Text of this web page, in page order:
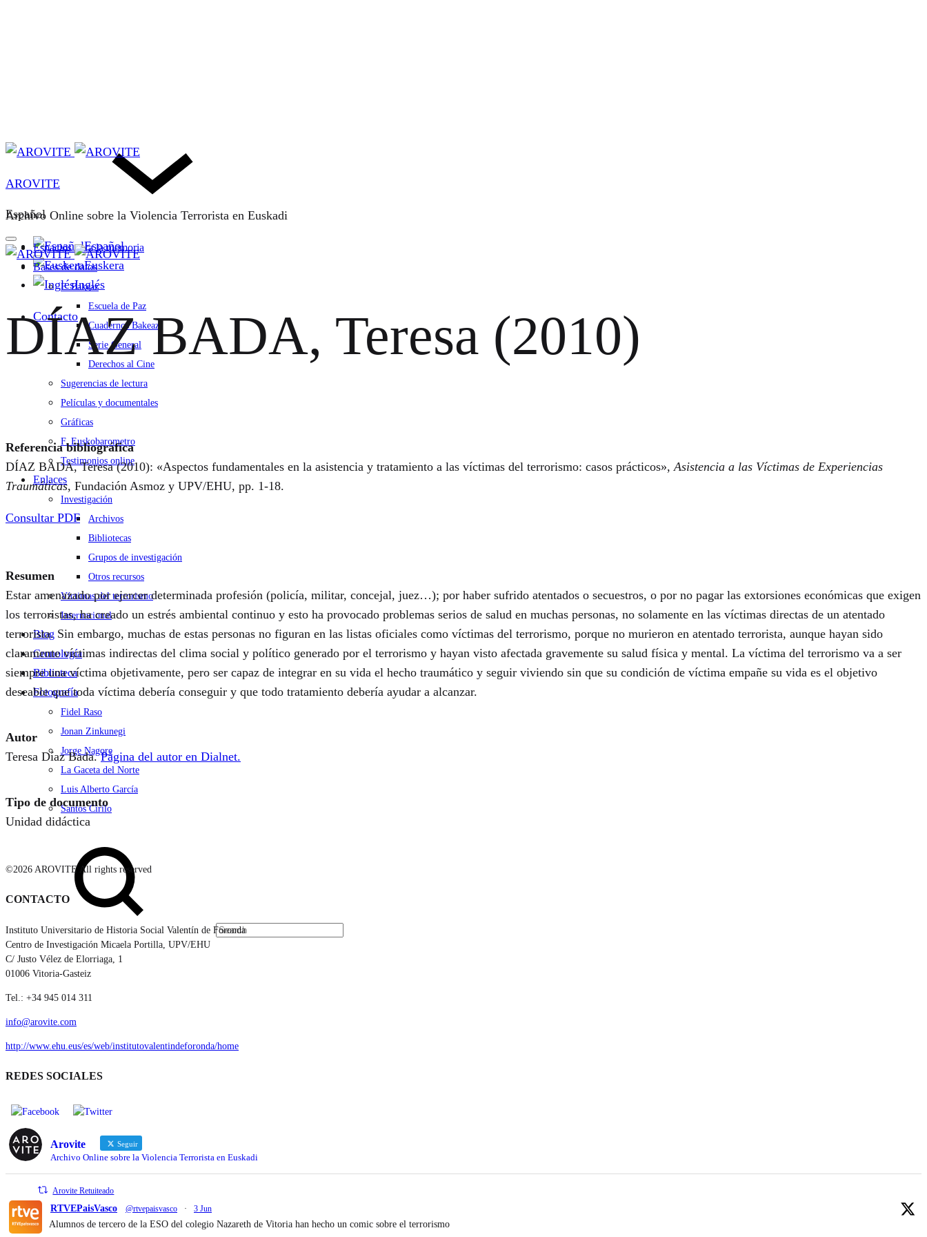
Español
Español
Euskera
Inglés
Contacto
AROVITE
Archivo Online sobre la Violencia Terrorista en Euskadi
Espacios para la memoria
Bases de datos
F. Bakeaz
Escuela de Paz
Cuadernos Bakeaz
Serie General
Derechos al Cine
Sugerencias de lectura
Películas y documentales
Gráficas
F. Euskobarometro
Testimonios online
Enlaces
Investigación
Archivos
Bibliotecas
Grupos de investigación
Otros recursos
Víctimas del terrorismo
Internacional
Blog
Cronología
Biblioteca
Fotografía
Fidel Raso
Jonan Zinkunegi
Jorge Nagore
La Gaceta del Norte
Luis Alberto García
Santos Cirilo
DÍAZ BADA, Teresa (2010)
Referencia bibliográfica
DÍAZ BADA, Teresa (2010): «Aspectos fundamentales en la asistencia y tratamiento a las víctimas del terrorismo: casos prácticos»,Asistencia a las Víctimas de Experiencias
Traumáticas, Fundación Asmoz y UPV/EHU, pp. 1-18.
Consultar PDF
Resumen
Estar amenazado por ejercer determinada profesión (policía, militar, concejal, juez…); por haber sufrido atentados o secuestros, o por no pagar las extorsiones económicas que exigen
los terroristas, ha creado un estrés ambiental continuo y esto ha provocado problemas serios de salud en muchas personas, no solamente en las víctimas directas de un atentado
terrorista. Sin embargo, muchas de estas personas no figuran en las listas oficiales como víctimas del terrorismo, porque no murieron en atentado terrorista, aunque hayan sido
claramente víctimas indirectas del clima social y político generado por el terrorismo y hayan visto afectada gravemente su salud física y mental. La víctima del terrorismo va a ser
siempre una víctima objetivamente, pero ser capaz de integrar en su vida el hecho traumático y seguir viviendo sin que su condición de víctima empañe su vida es el objetivo
deseable que toda víctima debería conseguir y que todo tratamiento debería ayudar a alcanzar.
Autor
Teresa Díaz Bada.Página del autor en Dialnet.
Tipo de documento
Unidad didáctica
©2026 AROVITE All rights reserved
CONTACTO
Instituto Universitario de Historia Social Valentín de Foronda
Centro de Investigación Micaela Portilla, UPV/EHU
C/ Justo Vélez de Elorriaga, 1
01006 Vitoria-Gasteiz
Tel.: +34 945 014 311
info@arovite.com
http://www.ehu.eus/es/web/institutovalentindeforonda/home
REDES SOCIALES
Arovite Seguir
Archivo Online sobre la Violencia Terrorista en Euskadi
Arovite Retuiteado
RTVEPaisVasco @rtvepaisvasco · 3 Jun
Alumnos de tercero de la ESO del colegio Nazareth de Vitoria han hecho un comic sobre el terrorismo